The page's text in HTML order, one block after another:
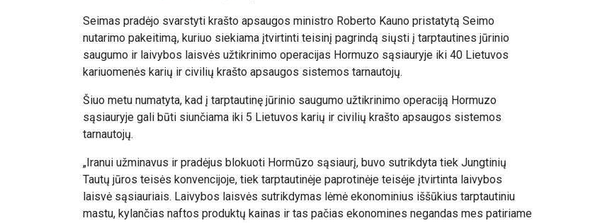
Seimas pradėjo svarstyti krašto apsaugos ministro Roberto Kauno pristatytą Seimo
nutarimo pakeitimą, kuriuo siekiama įtvirtinti teisinį pagrindą siųsti į tarptautines jūrinio
saugumo ir laivybos laisvės užtikrinimo operacijas Hormuzo sąsiauryje iki 40 Lietuvos
kariuomenės karių ir civilių krašto apsaugos sistemos tarnautojų.
Šiuo metu numatyta, kad į tarptautinę jūrinio saugumo užtikrinimo operaciją Hormuzo
sąsiauryje gali būti siunčiama iki 5 Lietuvos karių ir civilių krašto apsaugos sistemos
tarnautojų.
„Iranui užminavus ir pradėjus blokuoti Hormūzo sąsiaurį, buvo sutrikdyta tiek Jungtinių
Tautų jūros teisės konvencijoje, tiek tarptautinėje paprotinėje teisėje įtvirtinta laivybos
laisvė sąsiauriais. Laivybos laisvės sutrikdymas lėmė ekonominius iššūkius tarptautiniu
mastu, kylančias naftos produktų kainas ir tas pačias ekonomines negandas mes patiriame